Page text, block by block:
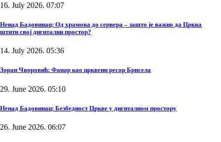
16. July 2026. 07:07
Ненад Бадовинац: Од храмова до сервера – зашто је важно да Црква
штити свој дигитални простор?
14. July 2026. 05:36
Зоран Чворовић: Фанар као црквени ресор Брисела
29. June 2026. 05:10
Ненад Бадовинац: Безбедност Цркве у дигиталном простору
26. June 2026. 06:07